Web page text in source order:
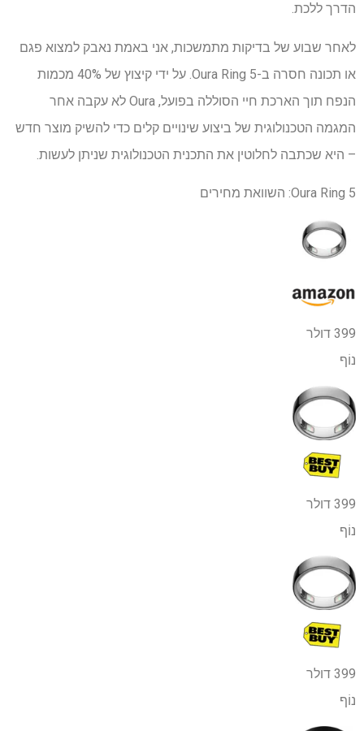
הדרך ללכת.
לאחר שבוע של בדיקות מתמשכות, אני באמת נאבק למצוא פגם
או תכונה חסרה ב-Oura Ring 5. על ידי קיצוץ של 40% מכמות
הנפח תוך הארכת חיי הסוללה בפועל, Oura לא עקבה אחר
המגמה הטכנולוגית של ביצוע שינויים קלים כדי להשיק מוצר חדש
– היא שכתבה לחלוטין את התכנית הטכנולוגית שניתן לעשות.
Oura Ring 5: השוואת מחירים
399 דולר
נוֹף
399 דולר
נוֹף
399 דולר
נוֹף